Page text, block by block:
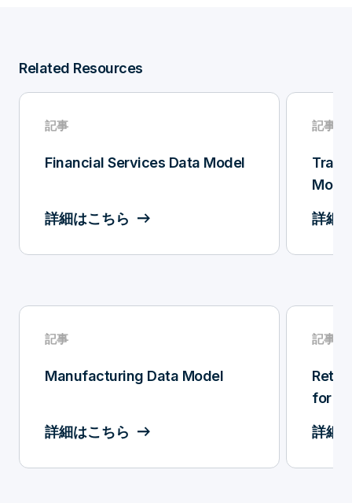
Related Resources
記事
Financial Services Data Model
詳細はこちら
記事
詳細
記事
Manufacturing Data Model
詳細はこちら
記事
for
詳細